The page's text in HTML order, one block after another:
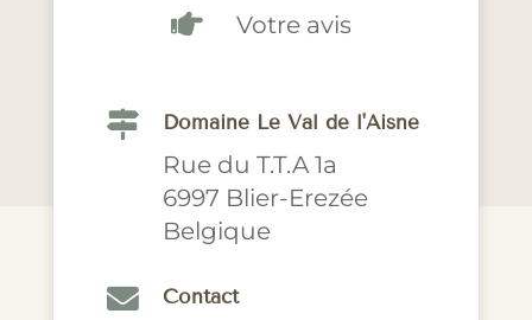
 Votre avis
 Domaine Le Val de l'Aisne
Rue du T.T.A 1a
6997 Blier-Erezée
Belgique
 Contact